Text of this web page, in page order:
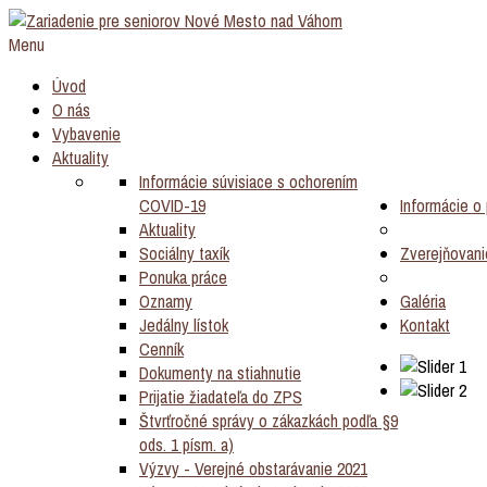
Menu
Úvod
O nás
Vybavenie
Aktuality
Informácie súvisiace s ochorením
COVID-19
Aktuality
Sociálny taxík
Ponuka práce
Oznamy
Jedálny lístok
Informácie o
Cenník
Dokumenty na stiahnutie
Prijatie žiadateľa do ZPS
Štvrťročné správy o zákazkách podľa §9
ods. 1 písm. a)
Výzvy - Verejné obstarávanie 2021
Galéria
Kontakt